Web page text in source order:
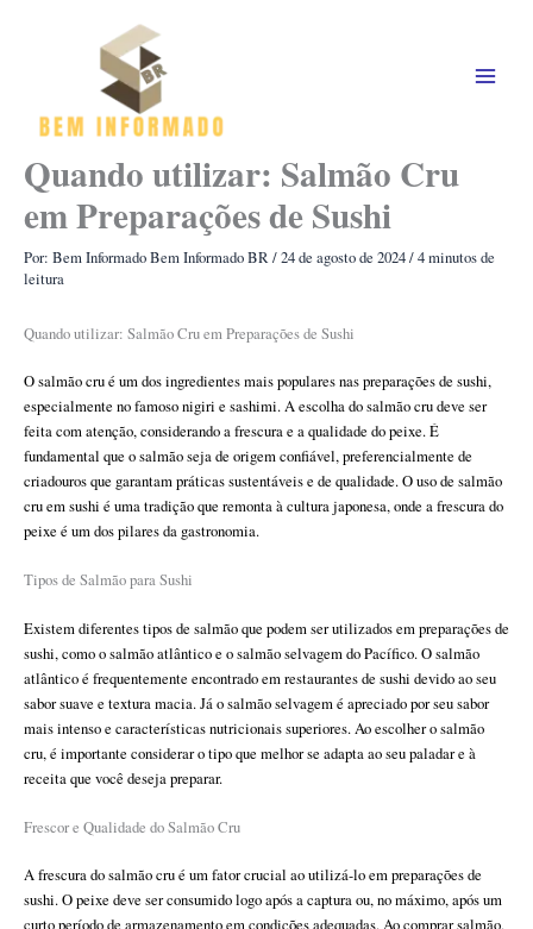
Quando utilizar: Salmão Cru
em Preparações de Sushi
Por: Bem InformadoBem Informado BR/24 de agosto de 2024/4 minutos de
leitura
Quando utilizar: Salmão Cru em Preparações de Sushi
O salmão cru é um dos ingredientes mais populares nas preparações de sushi,
especialmente no famoso nigiri e sashimi. A escolha do salmão cru deve ser
feita com atenção, considerando a frescura e a qualidade do peixe. É
fundamental que o salmão seja de origem confiável, preferencialmente de
criadouros que garantam práticas sustentáveis e de qualidade. O uso de salmão
cru em sushi é uma tradição que remonta à cultura japonesa, onde a frescura do
peixe é um dos pilares da gastronomia.
Tipos de Salmão para Sushi
Existem diferentes tipos de salmão que podem ser utilizados em preparações de
sushi, como o salmão atlântico e o salmão selvagem do Pacífico. O salmão
atlântico é frequentemente encontrado em restaurantes de sushi devido ao seu
sabor suave e textura macia. Já o salmão selvagem é apreciado por seu sabor
mais intenso e características nutricionais superiores. Ao escolher o salmão
cru, é importante considerar o tipo que melhor se adapta ao seu paladar e à
receita que você deseja preparar.
Frescor e Qualidade do Salmão Cru
A frescura do salmão cru é um fator crucial ao utilizá-lo em preparações de
sushi. O peixe deve ser consumido logo após a captura ou, no máximo, após um